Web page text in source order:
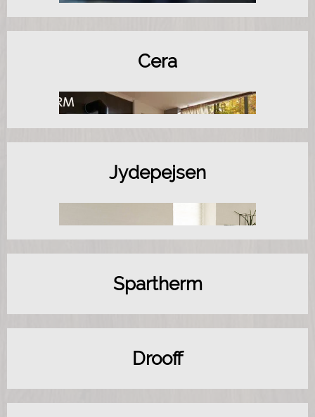
Cera
Jydepejsen
Spartherm
Drooff